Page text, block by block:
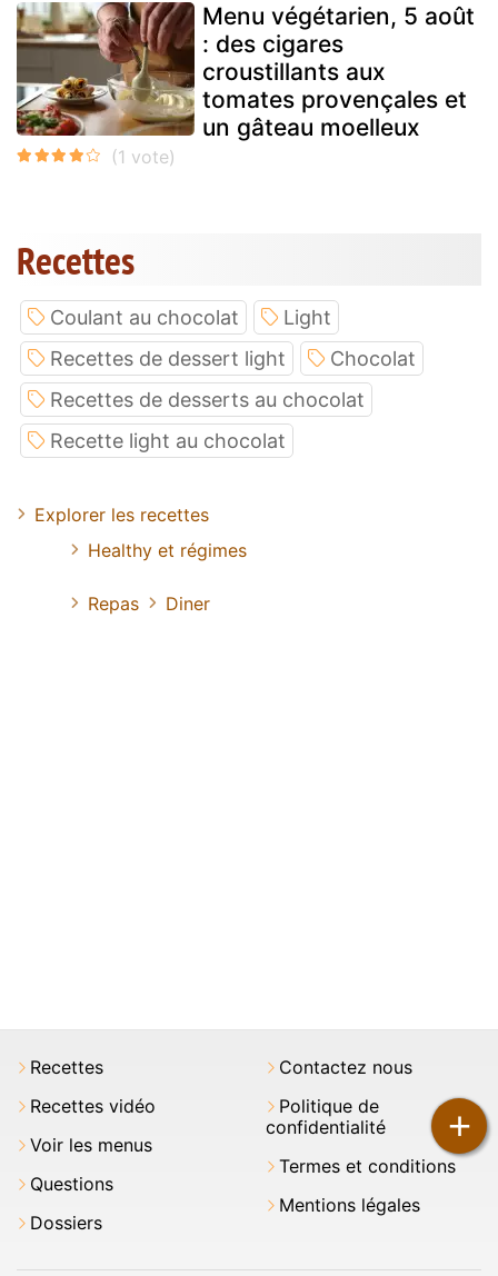
+
Menu végétarien, 5 août
: des cigares
croustillants aux
tomates provençales et
un gâteau moelleux
Recettes
Coulant au chocolat
Light
Recettes de dessert light
Chocolat
Recettes de desserts au chocolat
Recette light au chocolat
Explorer les recettes
Healthy et régimes
Repas Diner
Recettes
Recettes vidéo
Voir les menus
Questions
Dossiers
Contactez nous
Politique de
confidentialité
Termes et conditions
Mentions légales